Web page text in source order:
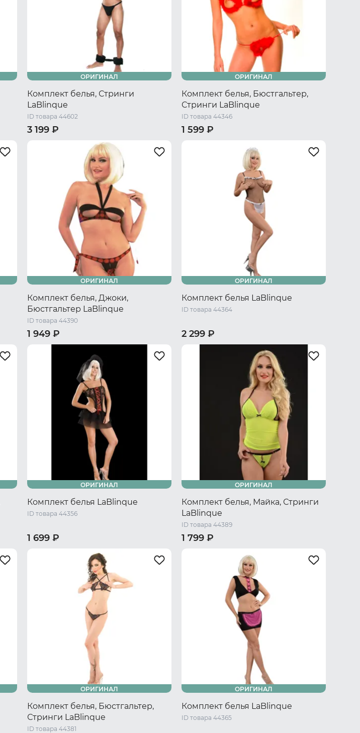
ОРИГИНАЛ
Комплект белья, Стринги
LaBlinque
ID товара 44602
3 199 ₽
50-52 RU / L/XL
ОРИГИНАЛ
Комплект белья, Бюстгальтер,
Стринги LaBlinque
ID товара 44346
1 599 ₽
44-46 RU / L/XL
ОРИГИНАЛ
Комплект белья, Джоки,
Бюстгальтер LaBlinque
ID товара 44390
1 949 ₽
ОРИГИНАЛ
Комплект белья LaBlinque
ID товара 44364
2 299 ₽
44-46 RU / L/XL
ОРИГИНАЛ
Комплект белья LaBlinque
ID товара 44356
1 699 ₽
ОРИГИНАЛ
Комплект белья, Майка, Стринги
LaBlinque
ID товара 44389
1 799 ₽
44-46 RU / L/XL
ОРИГИНАЛ
Комплект белья, Бюстгальтер,
Стринги LaBlinque
ID товара 44381
ОРИГИНАЛ
Комплект белья LaBlinque
ID товара 44365